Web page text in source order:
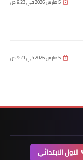
5 مارس 2026 في 9:23 ص
5 مارس 2026 في 9:21 ص
الاول الابتدائي